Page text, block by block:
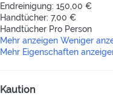
Endreinigung: 150,00 €
Handtücher: 7,00 €
Handtücher Pro Person
Mehr anzeigen Weniger
Mehr Eigenschaften
Kaution